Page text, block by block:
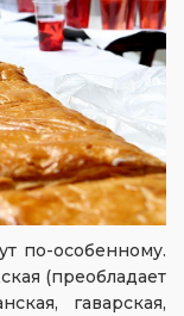
по-особенному.
(преобладает
гаварская,